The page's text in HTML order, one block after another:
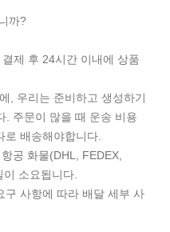
까?
제 후 24시간 이내에 상품
, 우리는 준비하고 생성하기
. 주문이 많을 때 운송 비용
배송해야합니다.
공 화물(DHL, FEDEX,
소요됩니다.
구 사항에 따라 배달 세부 사